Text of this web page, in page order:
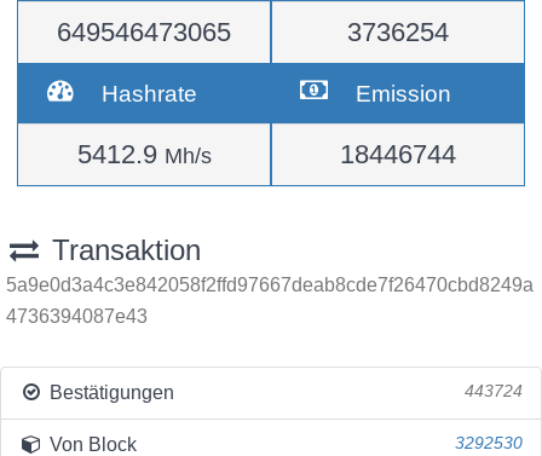
649546473065 3736254
Hashrate
5412.9 Mh/s
Emission
18446744
Transaktion
5a9e0d3a4c3e842058f2ffd97667deab8cde7f26470cbd8249a
4736394087e43
Bestätigungen 443724
Von Block 3292530